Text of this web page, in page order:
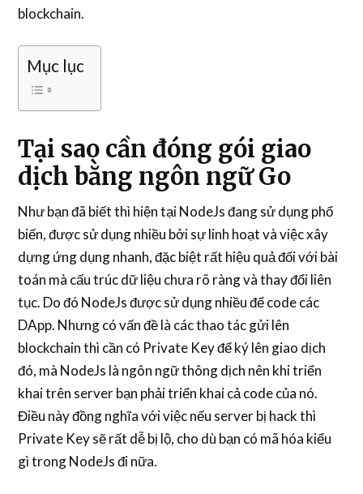
blockchain.
Mục lục
Tại sao cần đóng gói giao
dịch bằng ngôn ngữ Go
Như bạn đã biết thì hiện tại NodeJs đang sử dụng phổ
biến, được sử dụng nhiều bởi sự linh hoạt và việc xây
dựng ứng dụng nhanh, đặc biệt rất hiệu quả đối với bài
toán mà cấu trúc dữ liệu chưa rõ ràng và thay đổi liên
tục. Do đó NodeJs được sử dụng nhiều để code các
DApp. Nhưng có vấn đề là các thao tác gửi lên
blockchain thì cần có Private Key để ký lên giao dịch
đó, mà NodeJs là ngôn ngữ thông dịch nên khi triển
khai trên server bạn phải triển khai cả code của nó.
Điều này đồng nghĩa với việc nếu server bị hack thì
Private Key sẽ rất dễ bị lộ, cho dù bạn có mã hóa kiểu
gì trong NodeJs đi nữa.